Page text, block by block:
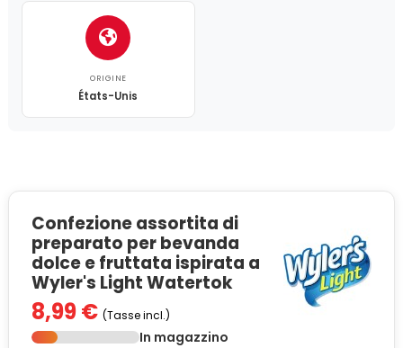
ORIGINE
États-Unis
Confezione assortita di
preparato per bevanda
dolce e fruttata ispirata a
Wyler's Light Watertok
8,99 € (Tasse incl.)
In magazzino